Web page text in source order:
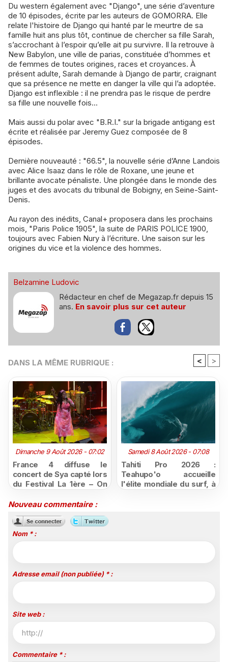
Du western également avec "Django", une série d’aventure
de 10 épisodes, écrite par les auteurs de GOMORRA. Elle
relate l'histoire de Django qui hanté par le meurtre de sa
famille huit ans plus tôt, continue de chercher sa fille Sarah,
s’accrochant à l’espoir qu’elle ait pu survivre. Il la retrouve à
New Babylon, une ville de parias, constituée d’hommes et
de femmes de toutes origines, races et croyances. À
présent adulte, Sarah demande à Django de partir, craignant
que sa présence ne mette en danger la ville qui l’a adoptée.
Django est inflexible : il ne prendra pas le risque de perdre
sa fille une nouvelle fois...
Mais aussi du polar avec "B.R.I." sur la brigade antigang est
écrite et réalisée par Jeremy Guez composée de 8
épisodes.
Dernière nouveauté : "66.5", la nouvelle série d’Anne Landois
avec Alice Isaaz dans le rôle de Roxane, une jeune et
brillante avocate pénaliste. Une plongée dans le monde des
juges et des avocats du tribunal de Bobigny, en Seine-Saint-
Denis.
Au rayon des inédits, Canal+ proposera dans les prochains
mois, "Paris Police 1905", la suite de PARIS POLICE 1900,
toujours avec Fabien Nury à l’écriture. Une saison sur les
origines du vice et la violence des hommes.
Belzamine Ludovic
Rédacteur en chef de Megazap.fr depuis 15
ans. En savoir plus sur cet auteur
DANS LA MÊME RUBRIQUE : < >
Dimanche 9 Août 2026 - 07:02
France 4 diffuse le
concert de Sya capté lors
du Festival La 1ère – On
Samedi 8 Août 2026 - 07:08
Tahiti Pro 2026 :
Teahupo'o accueille
l'élite mondiale du surf, à
Nouveau commentaire :
Nom * :
Adresse email (non publiée) * :
Site web :
Commentaire * :